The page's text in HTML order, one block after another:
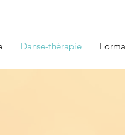
Danse-thérapie